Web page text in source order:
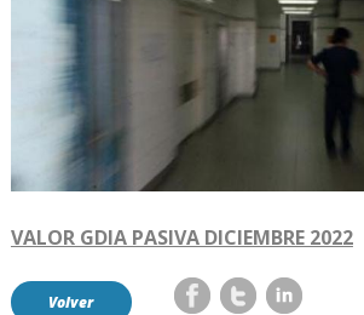
VALOR GDIA PASIVA DICIEMBRE 2022
Volver